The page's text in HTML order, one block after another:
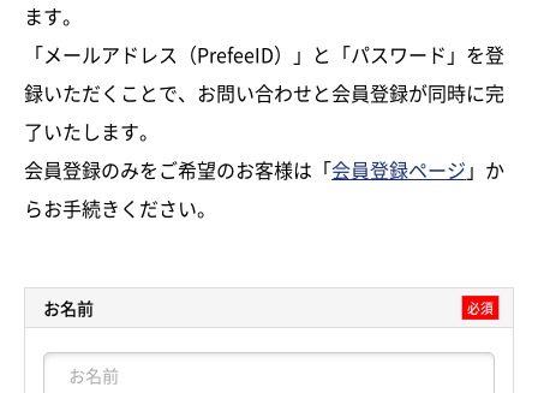
ます。
「メールアドレス（PrefeeID）」と「パスワード」を登
録いただくことで、お問い合わせと会員登録が同時に完
了いたします。
会員登録のみをご希望のお客様は「会員登録ページ 」か
らお手続きください。
お名前 必須